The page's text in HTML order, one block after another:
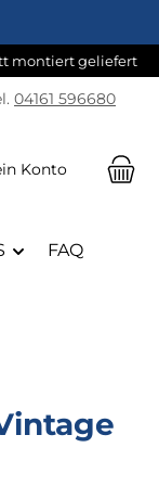
montiert geliefert
04161 596680
auf dem
Konto
FAQ